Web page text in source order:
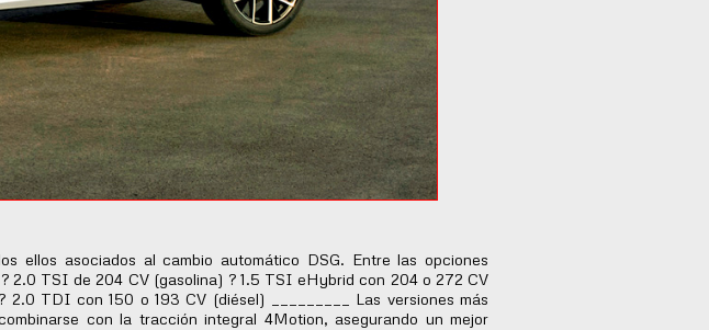
ellos asociados al cambio automático DSG. Entre las opciones
2.0 TSI de 204 CV (gasolina) ? 1.5 TSI eHybrid con 204 o 272 CV
TDI con 150 o 193 CV (diésel) _________ Las versiones más
con la tracción integral 4Motion, asegurando un mejor